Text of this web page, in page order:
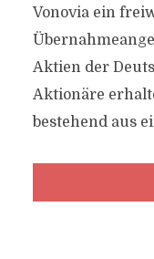
Vonovia ein
Aktien der
Aktionäre
bestehend aus